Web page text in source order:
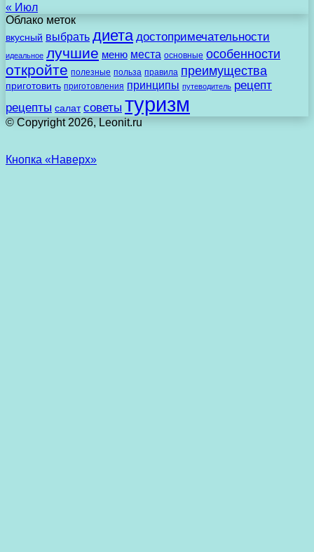
« Июл
Облако меток
вкусный выбрать диета достопримечательности
идеальное лучшие меню места основные особенности
откройте полезные польза правила преимущества
приготовить приготовления принципы путеводитель рецепт
рецепты салат советы туризм
© Copyright 2026, Leonit.ru
Кнопка «Наверх»